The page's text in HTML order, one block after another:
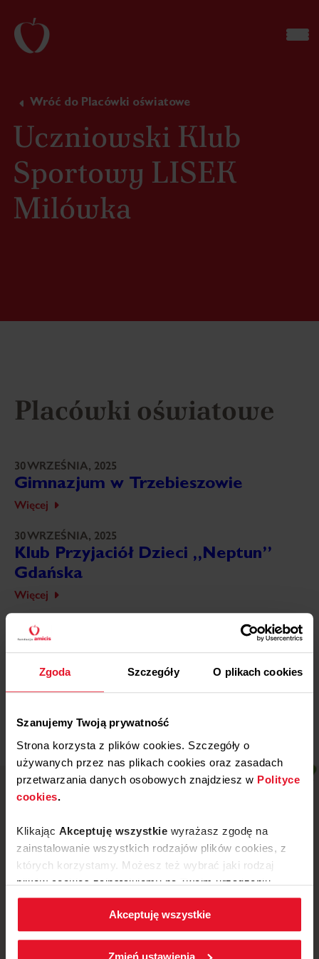
Zgoda Szczegóły O plikach cookies
Szanujemy Twoją prywatność
Strona korzysta z plików cookies. Szczegóły o
używanych przez nas plikach cookies oraz zasadach
przetwarzania danych osobowych znajdziesz w Polityce
cookies.
Klikając Akceptuję wszystkie wyrażasz zgodę na
zainstalowanie wszystkich rodzajów plików cookies, z
których korzystamy. Możesz też wybrać jaki rodzaj
plików cookies zainstalujemy na Twoim urządzeniu,
klikającZmień ustawienia.
W każdej chwili możesz zmienić wybrane przez Ciebie
ustawienia plików cookies wchodząc w zakładkę
Akceptuję wszystkie
Zmień ustawienia
Wróć do Placówki oświatowe
Uczniowski Klub
Sportowy LISEK
Milówka
Placówki oświatowe
30 WRZEŚNIA, 2025
Gimnazjum w Trzebieszowie
Więcej
30 WRZEŚNIA, 2025
Klub Przyjaciół Dzieci „Neptun”
Gdańska
Więcej
30 WRZEŚNIA, 2025
Miejski Klub Sportowy „Stal” z
Wronek
ul. Mickiewicza 52, 64-510 Wronki